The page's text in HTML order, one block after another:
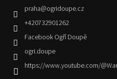
praha@ogridoupe.cz
+420732901262
Facebook Ogří Doupě
ogri.doupe
https://www.youtube.com/